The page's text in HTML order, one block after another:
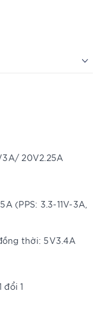
20V2.25A
(PPS: 3.3-11V-3A,
thời: 5V3.4A
đổi 1